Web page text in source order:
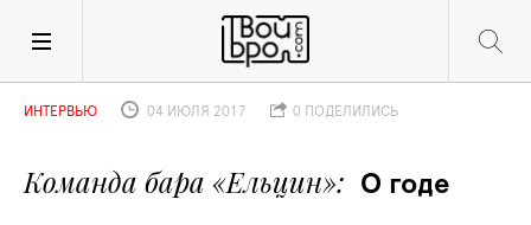
Команда бара «Ельцин»
О годе
ИНТЕРВЬЮ 04 ИЮЛЯ 2017 0 ПОДЕЛИЛИСЬ